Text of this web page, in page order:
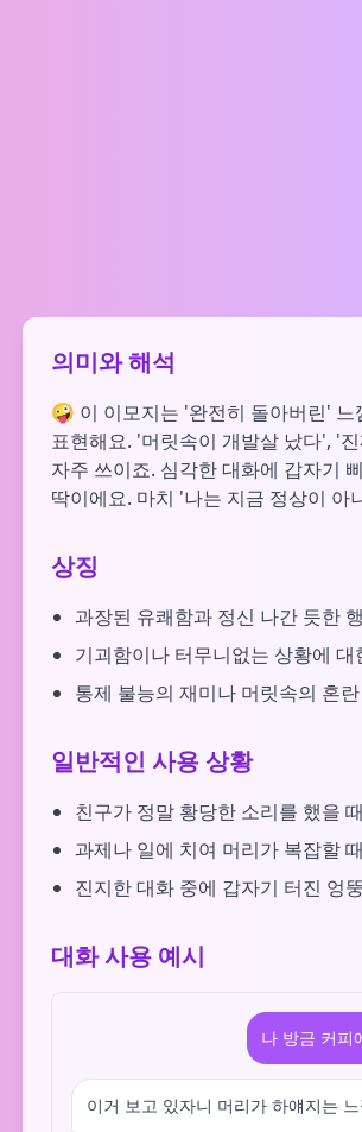
의미와 해석
🤪 이 이모지는 '완전히 돌아버린'
표현해요. '머릿속이 개발살 났다', '
자주 쓰이죠. 심각한 대화에 갑자기
딱이에요. 마치 '나는 지금 정상이 아
상징
과장된 유쾌함과 정신 나간 듯한
기괴함이나 터무니없는 상황에 대
통제 불능의 재미나 머릿속의 혼란
일반적인 사용 상황
친구가 정말 황당한 소리를 했을
과제나 일에 치여 머리가 복잡할
진지한 대화 중에 갑자기 터진 엉
대화 사용 예시
나 방금 커피
이거 보고 있자니 머리가 하얘지는